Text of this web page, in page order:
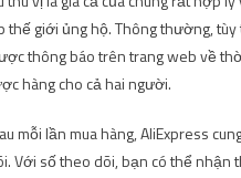
thế giới ủng hộ. Thông thường,
thông báo trên trang web về
hàng cho cả hai người.
mỗi lần mua hàng, AliExpress
Với số theo dõi, bạn có thể nhận